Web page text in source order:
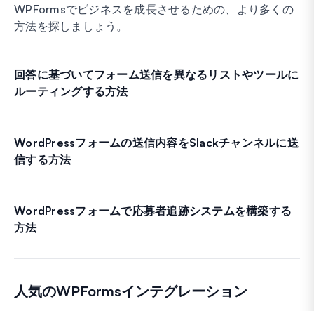
WPFormsでビジネスを成長させるための、より多くの
方法を探しましょう。
回答に基づいてフォーム送信を異なるリストやツールに
ルーティングする方法
WordPressフォームの送信内容をSlackチャンネルに送
信する方法
WordPressフォームで応募者追跡システムを構築する
方法
人気のWPFormsインテグレーション